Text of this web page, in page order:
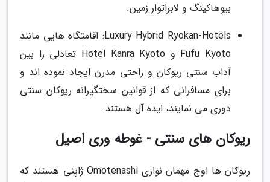
بیوهاکینگ و لابراتوار زمین.
Luxury Hybrid Ryokan-Hotels: اقامتگاه هایی مانند
Fufu Kyoto و Hotel Kanra Kyoto تعادلی را بین
آداب سنتی ریوکان و راحتی مدرن ایجاد نموده اند و
برای مسافرانی که از قوانین سختگیرانه ریوکان سنتی
دوری می نمایند، ایده آل هستند.
ریوکان های سنتی - غوطه وری اصیل
ریوکان ها اوج مهمان نوازی Omotenashi ژاپنی هستند که